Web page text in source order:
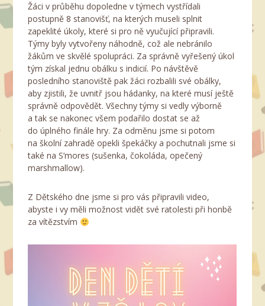
Žáci v průběhu dopoledne v týmech vystřídali
postupně 8 stanovišť, na kterých museli splnit
zapeklité úkoly, které si pro ně vyučující připravili.
Týmy byly vytvořeny náhodně, což ale nebránilo
žákům ve skvělé spolupráci. Za správně vyřešený úkol
tým získal jednu obálku s indicií. Po návštěvě
posledního stanoviště pak žáci rozbalili své obálky,
aby zjistili, že uvnitř jsou hádanky, na které musí ještě
správně odpovědět. Všechny týmy si vedly výborně
a tak se nakonec všem podařilo dostat se až
do úplného finále hry. Za odměnu jsme si potom
na školní zahradě opekli špekáčky a pochutnali jsme si
také na S’mores (sušenka, čokoláda, opečený
marshmallow).
Z Dětského dne jsme si pro vás připravili video,
abyste i vy měli možnost vidět své ratolesti při honbě
za vítězstvím